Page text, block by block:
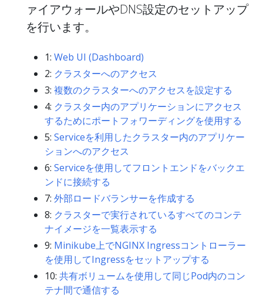
ァイアウォールやDNS設定のセットアップ
を行います。
1: Web UI (Dashboard)
2: クラスターへのアクセス
3: 複数のクラスターへのアクセスを設定する
4: クラスター内のアプリケーションにアクセス
するためにポートフォワーディングを使用する
5: Serviceを利用したクラスター内のアプリケー
ションへのアクセス
6: Serviceを使用してフロントエンドをバックエ
ンドに接続する
7: 外部ロードバランサーを作成する
8: クラスターで実行されているすべてのコンテ
ナイメージを一覧表示する
9: Minikube上でNGINX Ingressコントローラー
を使用してIngressをセットアップする
10: 共有ボリュームを使用して同じPod内のコン
テナ間で通信する